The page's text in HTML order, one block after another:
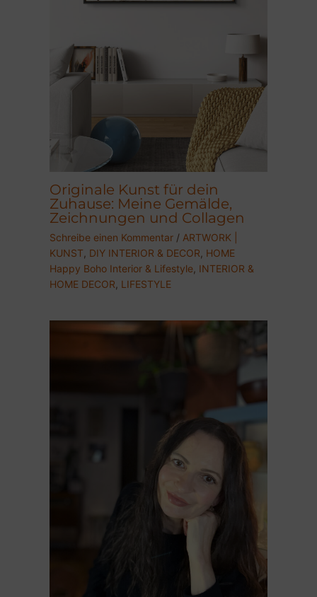
Originale Kunst für dein
Zuhause: Meine Gemälde,
Zeichnungen und Collagen
Schreibe einen Kommentar / ARTWORK |
KUNST DIY INTERIOR & DECOR HOME
Happy Boho Interior & Lifestyle INTERIOR &
HOME DECOR LIFESTYLE